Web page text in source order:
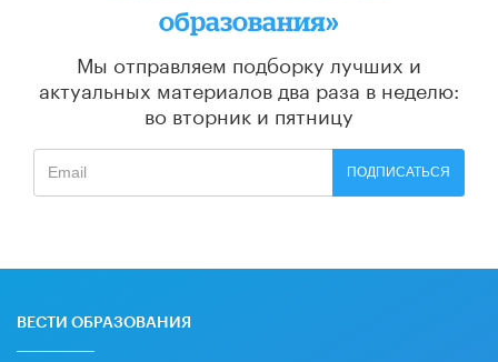
образования»
Мы отправляем подборку лучших и
актуальных материалов два раза в неделю:
во вторник и пятницу
ПОДПИСАТЬСЯ
ВЕСТИ ОБРАЗОВАНИЯ